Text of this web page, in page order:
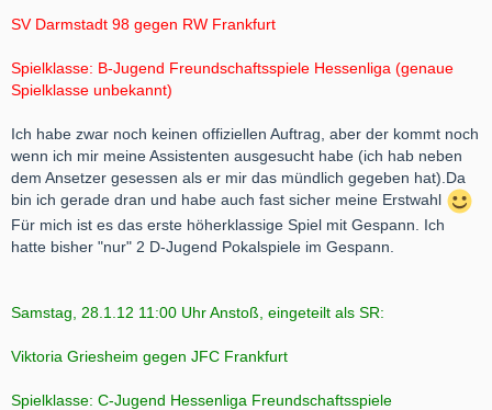
SV Darmstadt 98 gegen RW Frankfurt
Spielklasse: B-Jugend Freundschaftsspiele Hessenliga (genaue
Spielklasse unbekannt)
Ich habe zwar noch keinen offiziellen Auftrag, aber der kommt noch
wenn ich mir meine Assistenten ausgesucht habe (ich hab neben
dem Ansetzer gesessen als er mir das mündlich gegeben hat).Da
bin ich gerade dran und habe auch fast sicher meine Erstwahl
Für mich ist es das erste höherklassige Spiel mit Gespann. Ich
hatte bisher "nur" 2 D-Jugend Pokalspiele im Gespann.
Samstag, 28.1.12 11:00 Uhr Anstoß, eingeteilt als SR:
Viktoria Griesheim gegen JFC Frankfurt
Spielklasse: C-Jugend Hessenliga Freundschaftsspiele